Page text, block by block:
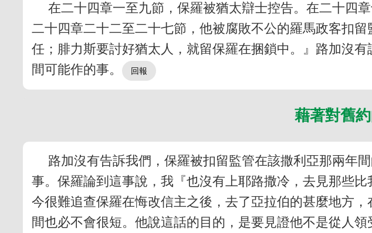
在二十四章一至九節，保羅被猶太辯士控告。在二十四
二十四章二十二至二十七節，他被腐敗不公的羅馬政客扣
任；腓力斯要討好猶太人，就留保羅在捆鎖中。』路加沒
間可能作的事。
藉著對舊
路加沒有告訴我們，保羅被扣留監管在該撒利亞那兩年
事。保羅論到這事說，我『也沒有上耶路撒冷，去見那些
今很難追查保羅在悔改信主之後，去了亞拉伯的甚麼地方
間也必不會很短。他說這話的目的，是要見證他不是從人